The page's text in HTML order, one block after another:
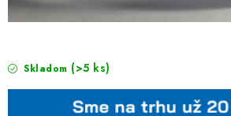
Skladom (>5 ks)